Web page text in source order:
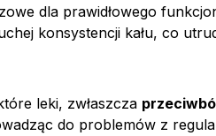
dla prawidłowego
konsystencji kału, co
leki, zwłaszcza
do problemów z